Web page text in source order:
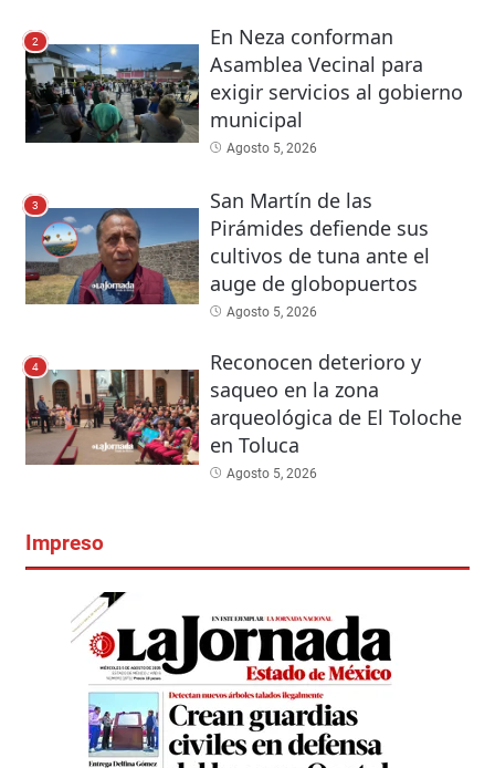
2
En Neza conforman
Asamblea Vecinal para
exigir servicios al gobierno
municipal
Agosto 5, 2026
3
San Martín de las
Pirámides defiende sus
cultivos de tuna ante el
auge de globopuertos
Agosto 5, 2026
4
Reconocen deterioro y
saqueo en la zona
arqueológica de El Toloche
en Toluca
Agosto 5, 2026
Impreso